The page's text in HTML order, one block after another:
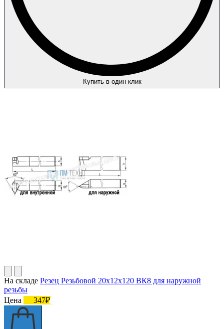
Купить в один клик
На складе Резец Резьбовой 20х12х120 ВК8 для наружной
резьбы
Цена
347₽